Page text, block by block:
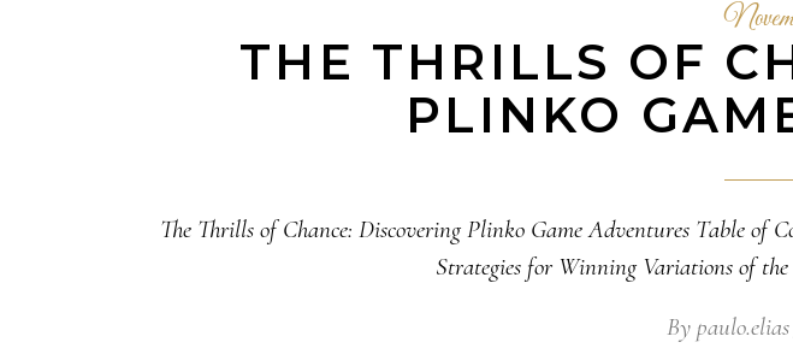
THE THRILLS OF
PLINKO
The Thrills of Chance: Discovering Plinko Game Adventures Table
Strategies for Winning Variations of
By paulo.elias